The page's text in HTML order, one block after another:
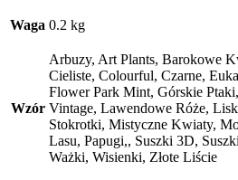
Waga 0.2 kg
Wzór
Arbuzy, Art Plants, Barokowe
Cieliste, Colourful, Czarne,
Flower Park Mint, Górskie
Vintage, Lawendowe Róże,
Stokrotki, Mistyczne Kwiaty,
Lasu, Papugi,, Suszki 3D,
Ważki, Wisienki, Złote Liście